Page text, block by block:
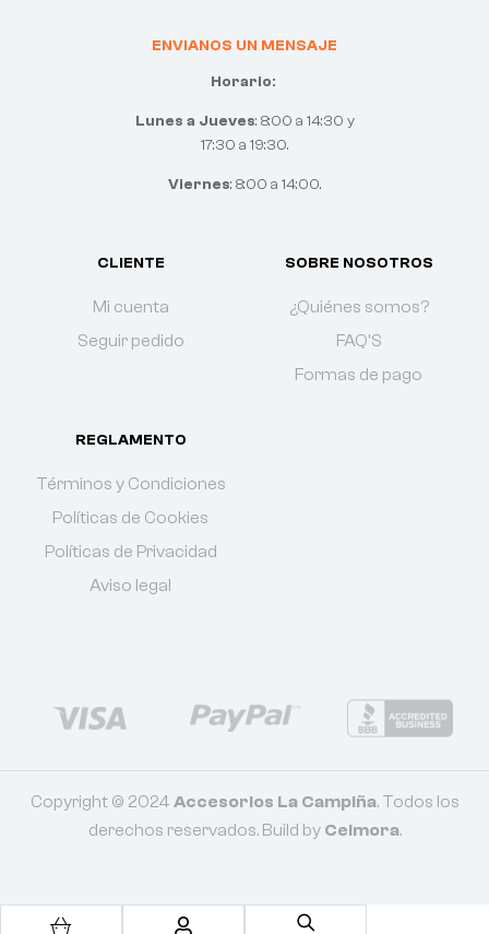
ENVIANOS UN MENSAJE
Horario:
Lunes a Jueves: 8:00 a 14:30 y
17:30 a 19:30.
Viernes: 8:00 a 14:00.
CLIENTE
Mi cuenta
Seguir pedido
SOBRE NOSOTROS
¿Quiénes somos?
FAQ'S
Formas de pago
REGLAMENTO
Términos y Condiciones
Políticas de Cookies
Políticas de Privacidad
Aviso legal
Copyright © 2024 Accesorios La Campiña. Todos los
derechos reservados. Build byCelmora.